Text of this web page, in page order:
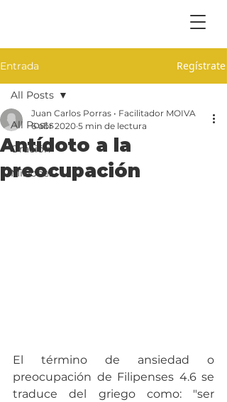
Entrada Regístrate
All Posts
Oración
Misiones
All Posts
Antídoto a la
preocupación
Juan Carlos Porras • Facilitador MOIVA
6 abr 2020 5 min de lectura
El término de ansiedad o
preocupación de Filipenses 4.6 se
traduce del griego como: "ser